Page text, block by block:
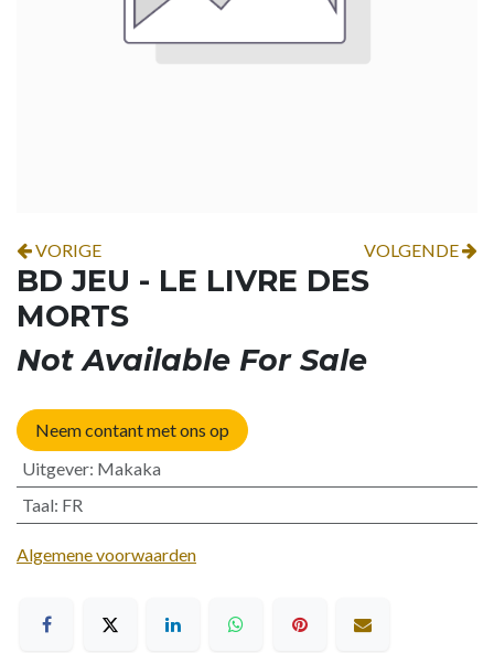
VORIGE VOLGENDE
BD JEU - LE LIVRE DES
MORTS
Not Available For Sale
Neem contant met ons op
Uitgever: Makaka
Taal: FR
Algemene voorwaarden